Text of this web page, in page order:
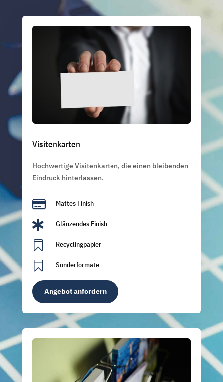
Visitenkarten
Hochwertige Visitenkarten, die einen bleibenden
Eindruck hinterlassen.
 Mattes Finish
 Glänzendes Finish
 Recyclingpapier
 Sonderformate
Angebot anfordern